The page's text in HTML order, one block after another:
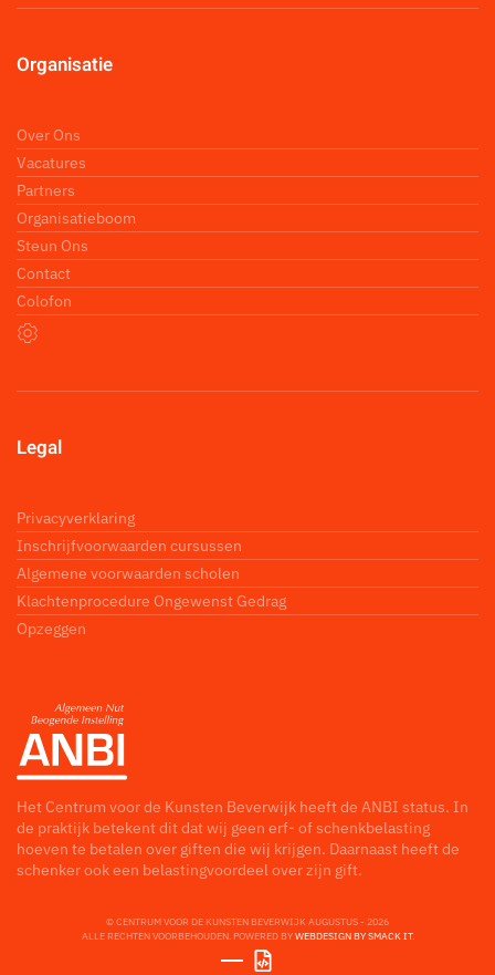
Organisatie
Over Ons
Vacatures
Partners
Organisatieboom
Steun Ons
Contact
Colofon
Legal
Privacyverklaring
Inschrijfvoorwaarden cursussen
Algemene voorwaarden scholen
Klachtenprocedure Ongewenst Gedrag
Opzeggen
Het Centrum voor de Kunsten Beverwijk heeft de ANBI status. In
de praktijk betekent dit dat wij geen erf- of schenkbelasting
hoeven te betalen over giften die wij krijgen. Daarnaast heeft de
schenker ook een belastingvoordeel over zijn gift.
© CENTRUM VOOR DE KUNSTEN BEVERWIJK AUGUSTUS - 2026
ALLE RECHTEN VOORBEHOUDEN. POWERED BYWEBDESIGN BY SMACK IT.